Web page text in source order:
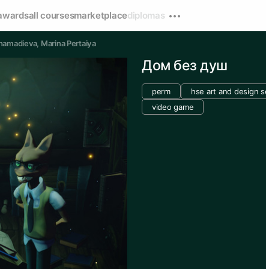
all coursesmarketplacediplomas
, Marina Pertaiya
Дом без душ
perm hse art and design
video game